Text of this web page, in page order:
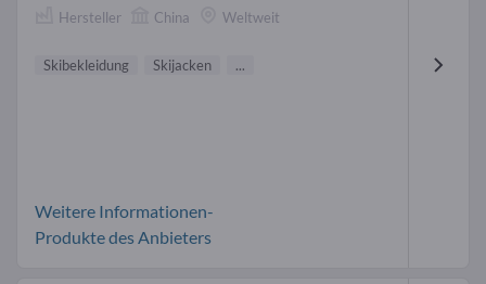
Hersteller China Weltweit
Skibekleidung Skijacken ...
Weitere Informationen-
Produkte des Anbieters